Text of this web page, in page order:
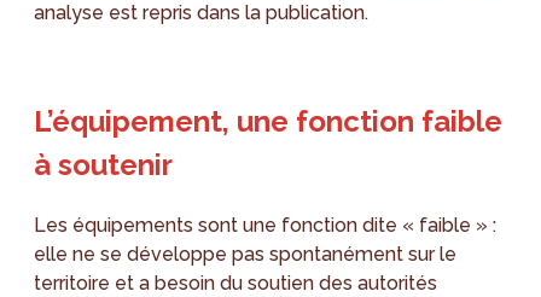
analyse est repris dans la publication.
L’équipement, une fonction faible
à soutenir
Les équipements sont une fonction dite « faible » :
elle ne se développe pas spontanément sur le
territoire et a besoin du soutien des autorités